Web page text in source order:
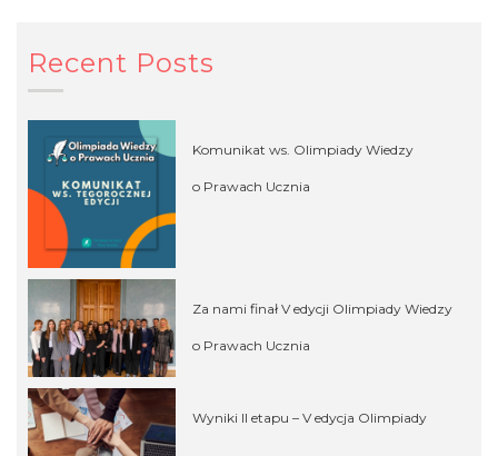
Recent Posts
Komunikat ws. Olimpiady Wiedzy
o Prawach Ucznia
Za nami finał V edycji Olimpiady Wiedzy
o Prawach Ucznia
Wyniki II etapu – V edycja Olimpiady